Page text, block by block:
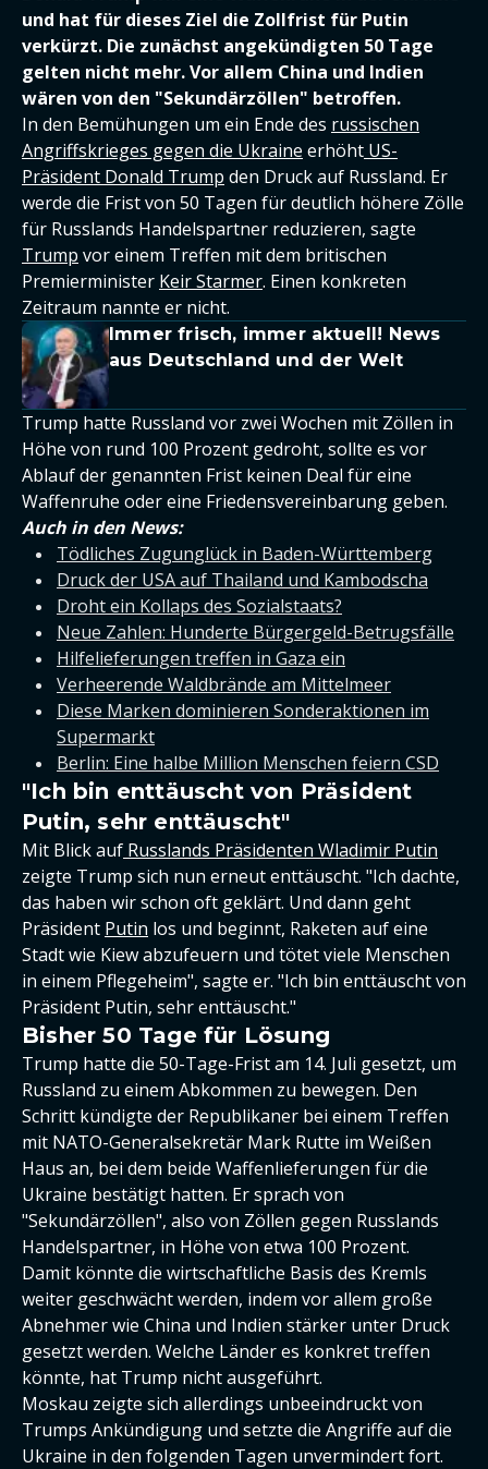
und hat für dieses Ziel die Zollfrist für Putin
verkürzt. Die zunächst angekündigten 50 Tage
gelten nicht mehr. Vor allem China und Indien
wären von den "Sekundärzöllen" betroffen.
In den Bemühungen um ein Ende des russischen
Angriffskrieges gegen die Ukraine erhöht US-
Präsident Donald Trump den Druck auf Russland. Er
werde die Frist von 50 Tagen für deutlich höhere Zölle
für Russlands Handelspartner reduzieren, sagte
Trump vor einem Treffen mit dem britischen
Premierminister Keir Starmer. Einen konkreten
Zeitraum nannte er nicht.
Immer frisch, immer aktuell! News
aus Deutschland und der Welt
Trump hatte Russland vor zwei Wochen mit Zöllen in
Höhe von rund 100 Prozent gedroht, sollte es vor
Ablauf der genannten Frist keinen Deal für eine
Waffenruhe oder eine Friedensvereinbarung geben.
Auch in den News:
Tödliches Zugunglück in Baden-Württemberg
Druck der USA auf Thailand und Kambodscha
Droht ein Kollaps des Sozialstaats?
Neue Zahlen: Hunderte Bürgergeld-Betrugsfälle
Hilfelieferungen treffen in Gaza ein
Verheerende Waldbrände am Mittelmeer
Diese Marken dominieren Sonderaktionen im
Supermarkt
Berlin: Eine halbe Million Menschen feiern CSD
"Ich bin enttäuscht von Präsident
Putin, sehr enttäuscht"
Mit Blick auf Russlands Präsidenten Wladimir Putin
zeigte Trump sich nun erneut enttäuscht. "Ich dachte,
das haben wir schon oft geklärt. Und dann geht
Präsident Putin los und beginnt, Raketen auf eine
Stadt wie Kiew abzufeuern und tötet viele Menschen
in einem Pflegeheim", sagte er. "Ich bin enttäuscht von
Präsident Putin, sehr enttäuscht."
Bisher 50 Tage für Lösung
Trump hatte die 50-Tage-Frist am 14. Juli gesetzt, um
Russland zu einem Abkommen zu bewegen. Den
Schritt kündigte der Republikaner bei einem Treffen
mit NATO-Generalsekretär Mark Rutte im Weißen
Haus an, bei dem beide Waffenlieferungen für die
Ukraine bestätigt hatten. Er sprach von
"Sekundärzöllen", also von Zöllen gegen Russlands
Handelspartner, in Höhe von etwa 100 Prozent.
Damit könnte die wirtschaftliche Basis des Kremls
weiter geschwächt werden, indem vor allem große
Abnehmer wie China und Indien stärker unter Druck
gesetzt werden. Welche Länder es konkret treffen
könnte, hat Trump nicht ausgeführt.
Moskau zeigte sich allerdings unbeeindruckt von
Trumps Ankündigung und setzte die Angriffe auf die
Ukraine in den folgenden Tagen unvermindert fort.